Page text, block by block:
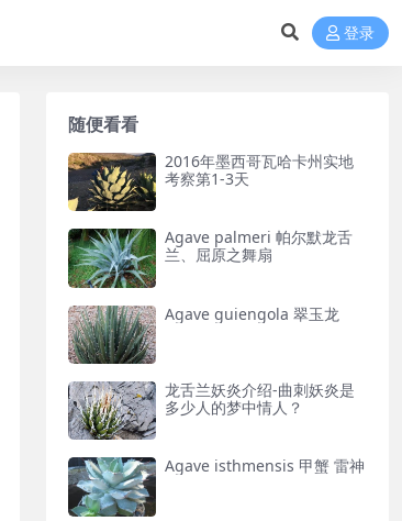
登录
随便看看
2016年墨西哥瓦哈卡州实地
考察第1-3天
Agave palmeri 帕尔默龙舌
兰、屈原之舞扇
Agave guiengola 翠玉龙
龙舌兰妖炎介绍-曲刺妖炎是
多少人的梦中情人？
Agave isthmensis 甲蟹 雷神